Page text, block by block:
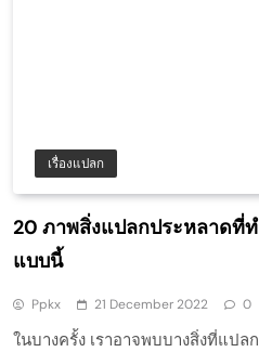
เรื่องแปลก
20 ภาพสิ่งแปลกประหลาดที่ท
แบบนี้
Ppkx 21 December 2022 0
ในบางครั้ง เราอาจพบบางสิ่งที่แปล